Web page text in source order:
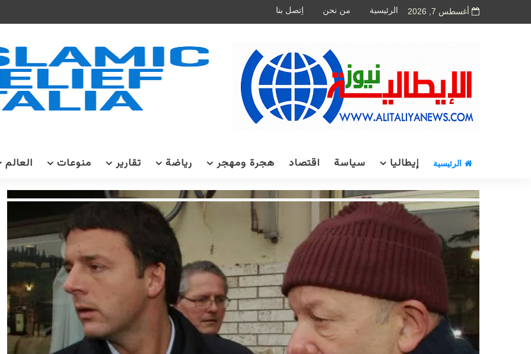
أغسطس 7, 2026 الرئيسية من نحن اِتصل بنا
الرئيسية إيطاليا سياسة اقتصاد هجرة ومهجر رياضة تقارير منوعات العالم